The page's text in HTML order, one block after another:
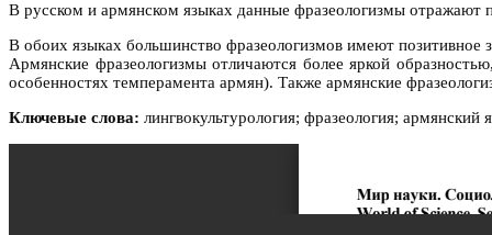
В русском и армянском языках данные фразеологизмы отражают
В обоих языках большинство фразеологизмов имеют позитивное
Армянские фразеологизмы отличаются более яркой
особенностях темперамента армян). Также армянские
Ключевые слова: лингвокультурология; фразеология;